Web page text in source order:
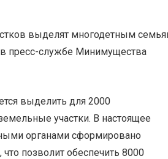
выделят многодетным
пресс-службе Минимущества
выделить для 2000
участки. В настоящее
органами сформировано
позволит обеспечить 8000